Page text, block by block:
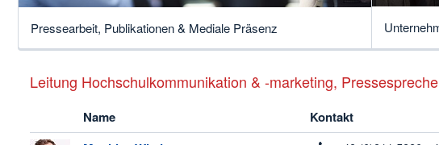
Pressearbeit, Publikationen & Mediale Präsenz
Leitung Hochschulkommunikation & -marketing,
Name
Kontakt